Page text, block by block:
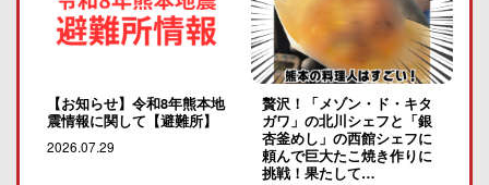
【お知らせ】令和8年熊本地
震情報に関して【避難所】
2026.07.29
贅沢！「メゾン・ド・キタ
ガワ」の北川シェフと「銀
杏釜めし」の西館シェフに
頼んで巨大たこ焼き作りに
挑戦！果たして…